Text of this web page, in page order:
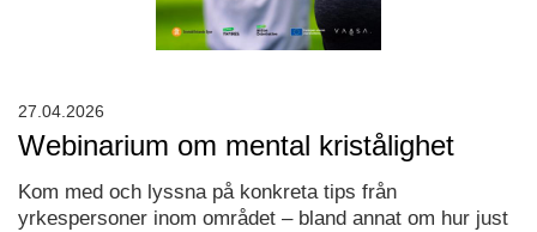
Webinarium om mental kristålighet
Kom med och lyssna på konkreta tips från
yrkespersoner inom området – bland annat om hur just
27.04.2026